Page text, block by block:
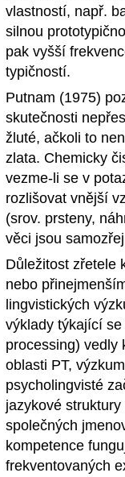
vlastností, např.
silnou
pak vyšší
typičností.
Putnam (1975)
skutečnosti
žluté, ačkoli to
zlata. Chemicky
vezme-li se v
rozlišovat vnější
(srov. prsteny,
věci jsou
Důležitost zřetele
nebo
lingvistických
výklady týkající
processing) vedly
oblasti PT,
psycholingvisté
jazykové
společných
kompetence
frekventovaných